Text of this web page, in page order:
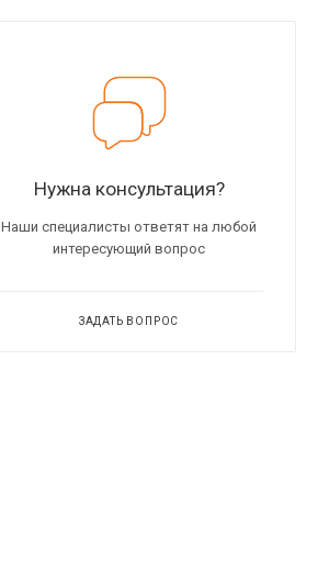
Нужна консультация?
Наши специалисты ответят на любой
интересующий вопрос
ЗАДАТЬ ВОПРОС